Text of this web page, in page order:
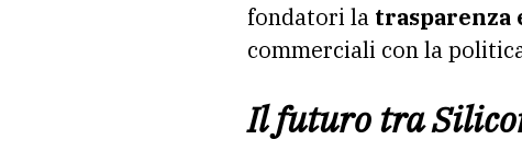
fondatori la trasparenza
commerciali con la
Il futuro tra